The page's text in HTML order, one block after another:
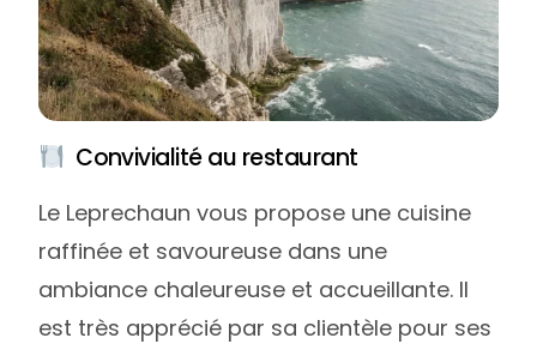
Convivialité au restaurant
Le Leprechaun vous propose une cuisine
raffinée et savoureuse dans une
ambiance chaleureuse et accueillante. Il
est très apprécié par sa clientèle pour ses